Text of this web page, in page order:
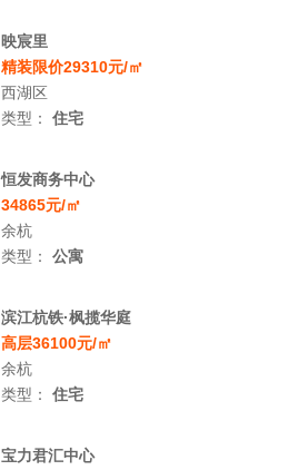
映宸里
精装限价29310元/㎡
西湖区
类型：住宅
恒发商务中心
34865元/㎡
余杭
类型：公寓
滨江杭铁·枫揽华庭
高层36100元/㎡
余杭
类型：住宅
宝力君汇中心